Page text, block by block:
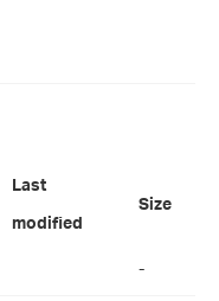
Last
modified
Size
-